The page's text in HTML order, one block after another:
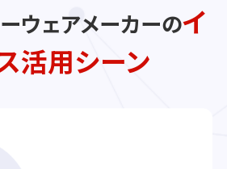
ウェアメーカーのイ
活用シーン